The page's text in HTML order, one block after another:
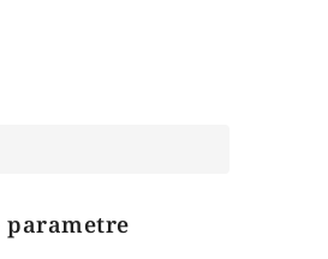
parametre